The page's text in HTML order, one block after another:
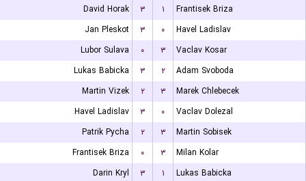
David Horak
۳ ۱
Frantisek Briza
Jan Pleskot
۳ ۰
Havel Ladislav
Lubor Sulava
۰ ۳
Vaclav Kosar
Lukas Babicka
۳ ۲
Adam Svoboda
Martin Vizek
۲ ۳
Marek Chlebecek
Havel Ladislav
۳ ۰
Vaclav Dolezal
Patrik Pycha
۲ ۳
Martin Sobisek
Frantisek Briza
۰ ۳
Milan Kolar
Darin Kryl
۳ ۱
Lukas Babicka